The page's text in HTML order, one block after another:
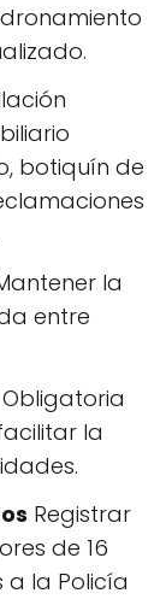
botiquín de
la
entre
Obligatoria
la
Registrar
de 16
la Policía